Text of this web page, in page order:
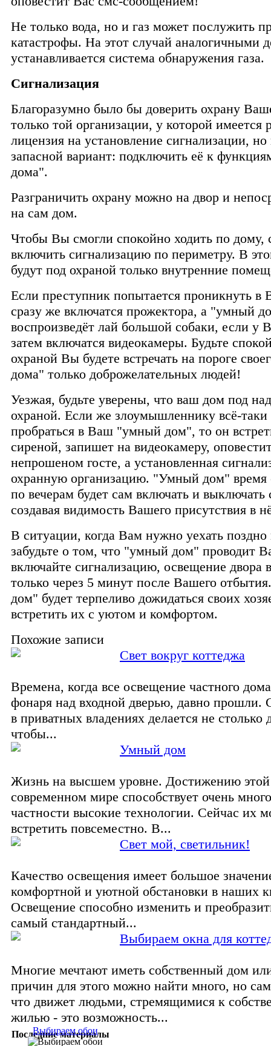
Не только вода, но и газ может послужить
катастрофы. На этот случай аналогичными
устанавливается система обнаружения газа.
Сигнализация
Благоразумно было бы доверить охрану
только той организации, у которой имеется
лицензия на установление сигнализации,
запасной вариант: подключить её к
дома".
Разграничить охрану можно на двор и
на сам дом.
Чтобы Вы смогли спокойно ходить по дому,
включить сигнализацию по периметру. В
будут под охраной только внутренние
Если преступник попытается проникнуть в
сразу же включатся прожектора, а "умный
воспроизведёт лай большой собаки, если у
затем включатся видеокамеры. Будьте
охраной Вы будете встречать на пороге
дома" только доброжелательных людей!
Уезжая, будьте уверены, что ваш дом под
охраной. Если же злоумышленнику всё-таки
пробраться в Ваш "умный дом", то он
сиреной, запишет на видеокамеру,
непрошеном госте, а установленная
охранную организацию. "Умный дом" время
по вечерам будет сам включать и выключать
создавая видимость Вашего присутствия в
В ситуации, когда Вам нужно уехать поздно
забудьте о том, что "умный дом" проводит
включайте сигнализацию, освещение двора
только через 5 минут после Вашего
дом" будет терпеливо дожидаться своих
встретить их с уютом и комфортом.
Похожие записи
Свет вокруг коттеджа
Времена, когда все освещение частного
фонаря над входной дверью, давно прошли.
в приватных владениях делается не столько
чтобы...
Умный дом
Жизнь на высшем уровне. Достижению
современном мире способствует очень
частности высокие технологии. Сейчас их
встретить повсеместно. В...
Свет мой, светильник!
Качество освещения имеет большое
комфортной и уютной обстановки в наших
Освещение способно изменить и
самый стандартный...
Выбираем окна для
Многие мечтают иметь собственный дом
причин для этого можно найти много, но
что движет людьми, стремящимися к
жилью - это возможность...
Последние материалы
Выбираем обои